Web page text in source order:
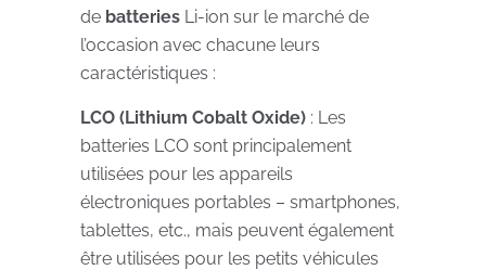
de batteries Li-ion sur le marché de
l’occasion avec chacune leurs
caractéristiques :
LCO (Lithium Cobalt Oxide) : Les
batteries LCO sont principalement
utilisées pour les appareils
électroniques portables – smartphones,
tablettes, etc., mais peuvent également
être utilisées pour les petits véhicules